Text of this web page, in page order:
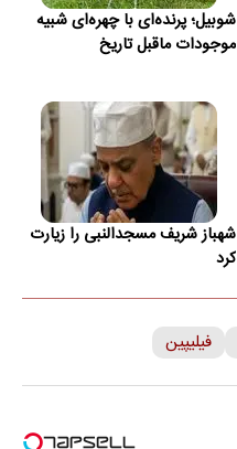
شوبیل؛ پرنده‌ای با چهره‌ای شبیه
موجودات ماقبل تاریخ
شهباز شریف مسجدالنبی را زیارت
کرد
فیلیپین